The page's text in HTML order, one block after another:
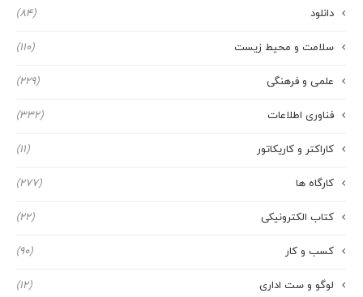
دانلود (84)
سلامت و محیط زیست (110)
علمی و فرهنگی (229)
فناوری اطلاعات (332)
کاراکتر و کاریکاتور (11)
کارگاه ها (277)
کتاب الکترونیکی (22)
کسب و کار (90)
لوگو و ست اداری (12)